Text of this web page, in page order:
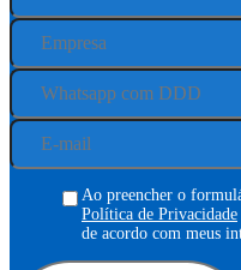
Ao preencher o
Política de Privacidade
de acordo com meus